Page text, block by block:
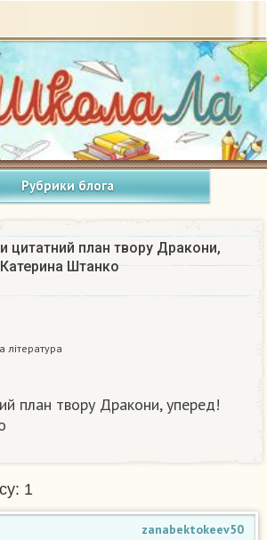
Рубрики блога
цитатний план твору Дракони,
Штанко
література
план твору Дракони, уперед!
1
zanabektokeev50